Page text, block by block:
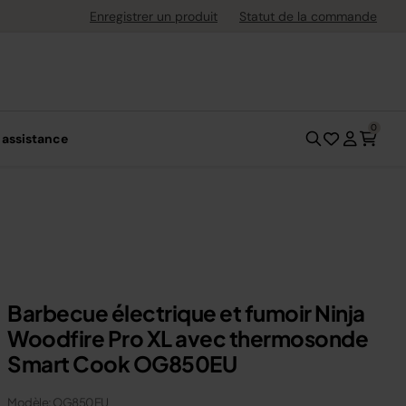
flexible avec Klarna
Enregistrer un produit Statut de la commande
0
Barbecue électrique et fumoir Ninja
Woodfire Pro XL avec thermosonde
Smart Cook OG850EU
Modèle: OG850EU